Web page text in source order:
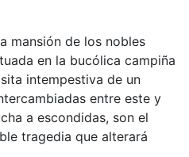
mansión de los nobles
en la bucólica campiña
intempestiva de un
entre este y
a escondidas, son el
tragedia que alterará